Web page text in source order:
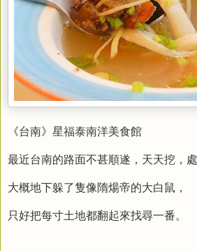
《台南》星福泰南洋美食館
最近台南的路面不甚順遂，天天挖，處
大概地下躲了隻像隋煬帝的大白鼠，
只好把每寸土地都翻起來找尋一番。